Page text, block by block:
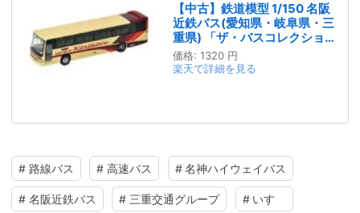
【中古】鉄道模型 1/150 名阪
近鉄バス(愛知県・岐阜県・三
重県) 「ザ・バスコレクショ
ン 第24弾」 [287773]
価格: 1320 円
楽天で詳細を見る
# 路線バス # 高速バス # 名神ハイウェイバス
# 名阪近鉄バス # 三重交通グループ # いすゞ